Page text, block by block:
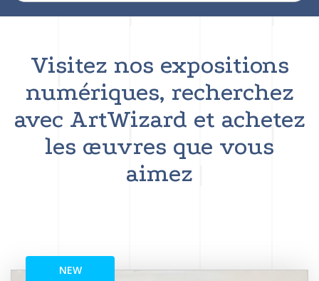
Visitez nos expositions
numériques, recherchez
avec ArtWizard et achetez
les œuvres que vous
aimez
NEW